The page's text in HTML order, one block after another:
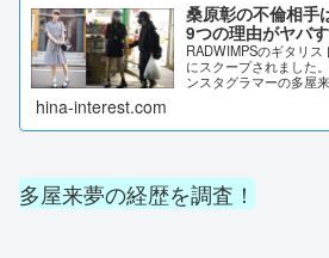
桑原彰の不倫相手
9つの理由がヤバ
RADWIMPSのギタリ
にスクープされました
ンスタグラマーの多屋
hina-interest.com
多屋来夢の経歴を調査！